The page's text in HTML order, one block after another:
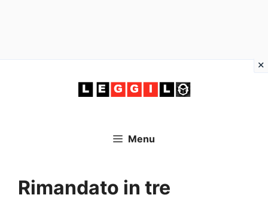
Menu
Rimandato in tre